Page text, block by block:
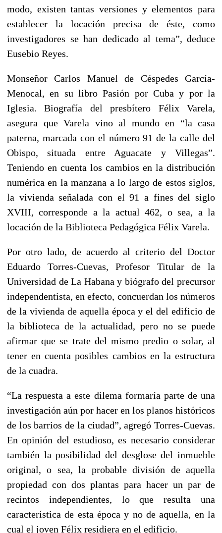
modo, existen tantas versiones y elementos para
establecer la locación precisa de éste, como
investigadores se han dedicado al tema”, deduce
Eusebio Reyes.
Monseñor Carlos Manuel de Céspedes García-
Menocal, en su libro Pasión por Cuba y por la
Iglesia. Biografía del presbítero Félix Varela,
asegura que Varela vino al mundo en “la casa
paterna, marcada con el número 91 de la calle del
Obispo, situada entre Aguacate y Villegas”.
Teniendo en cuenta los cambios en la distribución
numérica en la manzana a lo largo de estos siglos,
la vivienda señalada con el 91 a fines del siglo
XVIII, corresponde a la actual 462, o sea, a la
locación de la Biblioteca Pedagógica Félix Varela.
Por otro lado, de acuerdo al criterio del Doctor
Eduardo Torres-Cuevas, Profesor Titular de la
Universidad de La Habana y biógrafo del precursor
independentista, en efecto, concuerdan los números
de la vivienda de aquella época y el del edificio de
la biblioteca de la actualidad, pero no se puede
afirmar que se trate del mismo predio o solar, al
tener en cuenta posibles cambios en la estructura
de la cuadra.
“La respuesta a este dilema formaría parte de una
investigación aún por hacer en los planos históricos
de los barrios de la ciudad”, agregó Torres-Cuevas.
En opinión del estudioso, es necesario considerar
también la posibilidad del desglose del inmueble
original, o sea, la probable división de aquella
propiedad con dos plantas para hacer un par de
recintos independientes, lo que resulta una
característica de esta época y no de aquella, en la
cual el joven Félix residiera en el edificio.